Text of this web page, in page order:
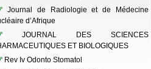
Journal de Radiologie et de Médecine
d’Afrique
JOURNAL DES SCIENCES
ET BIOLOGIQUES
Rev Iv Odonto Stomatol